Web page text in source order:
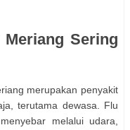
Sering
merupakan penyakit
terutama dewasa. Flu
melalui udara,